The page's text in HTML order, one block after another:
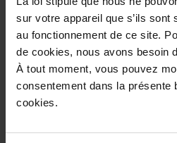
sur votre appareil que s’ils sont
au fonctionnement de ce site.
de cookies, nous avons besoin
À tout moment, vous pouvez
consentement dans la présente
cookies.
Beschrijving
Gebruiksadvies
Karakteristieken